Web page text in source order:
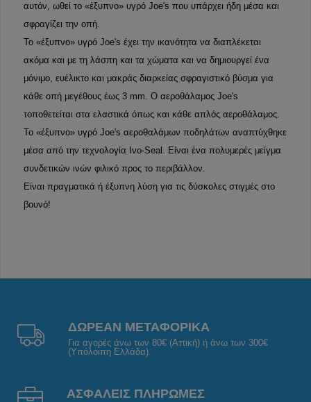
αυτόν, ωθεί το «έξυπνο» υγρό Joe's που υπάρχει ήδη μέσα και
σφραγίζει την οπή.
Το «έξυπνο» υγρό Joe's έχει την ικανότητα να διαπλέκεται
ακόμα και με τη λάσπη και τα χώματα και να δημιουργεί ένα
μόνιμο, ευέλικτο και μακράς διαρκείας σφραγιστικό βύσμα για
κάθε οπή μεγέθους έως 3 mm. Ο αεροθάλαμος Joe's
τοποθετείται στα ελαστικά όπως και κάθε απλός αεροθάλαμος.
Το «έξυπνο» υγρό Joe's αεροθαλάμων ποδηλάτων αναπτύχθηκε
μέσα από την τεχνολογία Ινο-Seal. Είναι ένα πολυμερές μείγμα
συνδετικών ινών φιλικό προς το περιβάλλον.
Είναι πραγματικά ή έξυπνη λύση για τις δύσκολες στιγμές στο
βουνό!
ΔΩΡΕΑΝ ΜΕΤΑΦΟΡΙΚΑ
Για αγορές άνω των 80€ (Αττική) ή άνω των 300€
(Υπόλοιπη Ελλάδα).
ΑΣΦΑΛΕΙΣ ΠΛΗΡΩΜΕΣ